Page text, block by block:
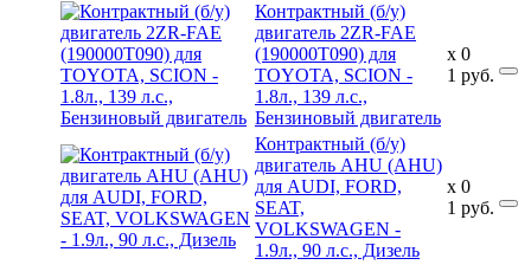
Контрактный (б/у)
двигатель 2ZR-FAE
(190000T090) для
TOYOTA, SCION -
1.8л., 139 л.с.,
Бензиновый двигатель
x
1
0
руб.
Контрактный (б/у)
двигатель AHU (AHU)
для AUDI, FORD,
SEAT,
VOLKSWAGEN -
1.9л., 90 л.с., Дизель
x
1
0
руб.